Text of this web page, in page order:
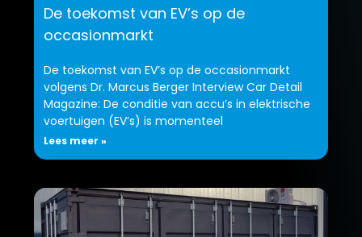
De toekomst van EV’s op de
occasionmarkt
De toekomst van EV’s op de occasionmarkt
volgens Dr. Marcus Berger Interview Car Detail
Magazine: De conditie van accu’s in elektrische
voertuigen (EV’s) is momenteel
Lees meer »